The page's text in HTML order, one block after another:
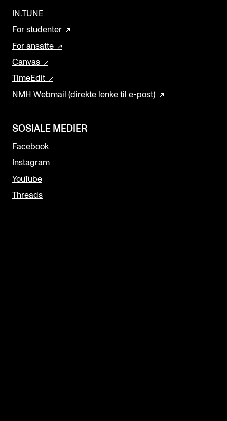
IN.TUNE
For studenter
For ansatte
Canvas
TimeEdit
NMH Webmail (direkte lenke til e-post)
SOSIALE MEDIER
Facebook
Instagram
YouTube
Threads